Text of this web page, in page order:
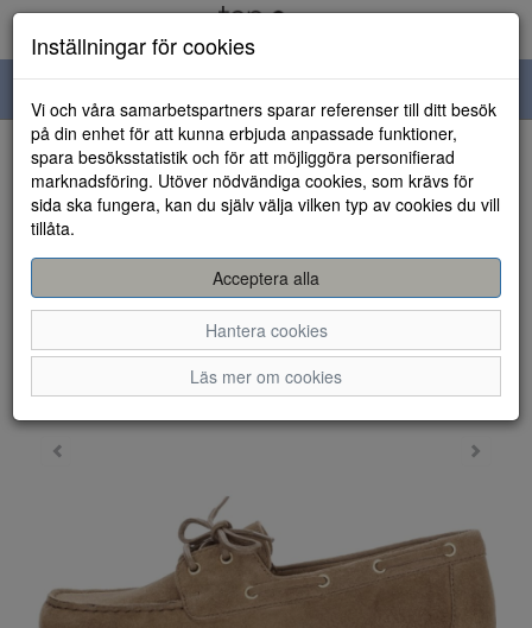
navigation
HEM
Inställningar för cookies
Vi och våra samarbetspartners sparar referenser till ditt besök
på din enhet för att kunna erbjuda anpassade funktioner,
spara besöksstatistik och för att möjliggöra personifierad
marknadsföring. Utöver nödvändiga cookies, som krävs för
sida ska fungera, kan du själv välja vilken typ av cookies du vill
tillåta.
Acceptera alla
Hantera cookies
Läs mer om cookies